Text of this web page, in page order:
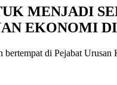
MENJADI
EKONOMI
bertempat di Pejabat